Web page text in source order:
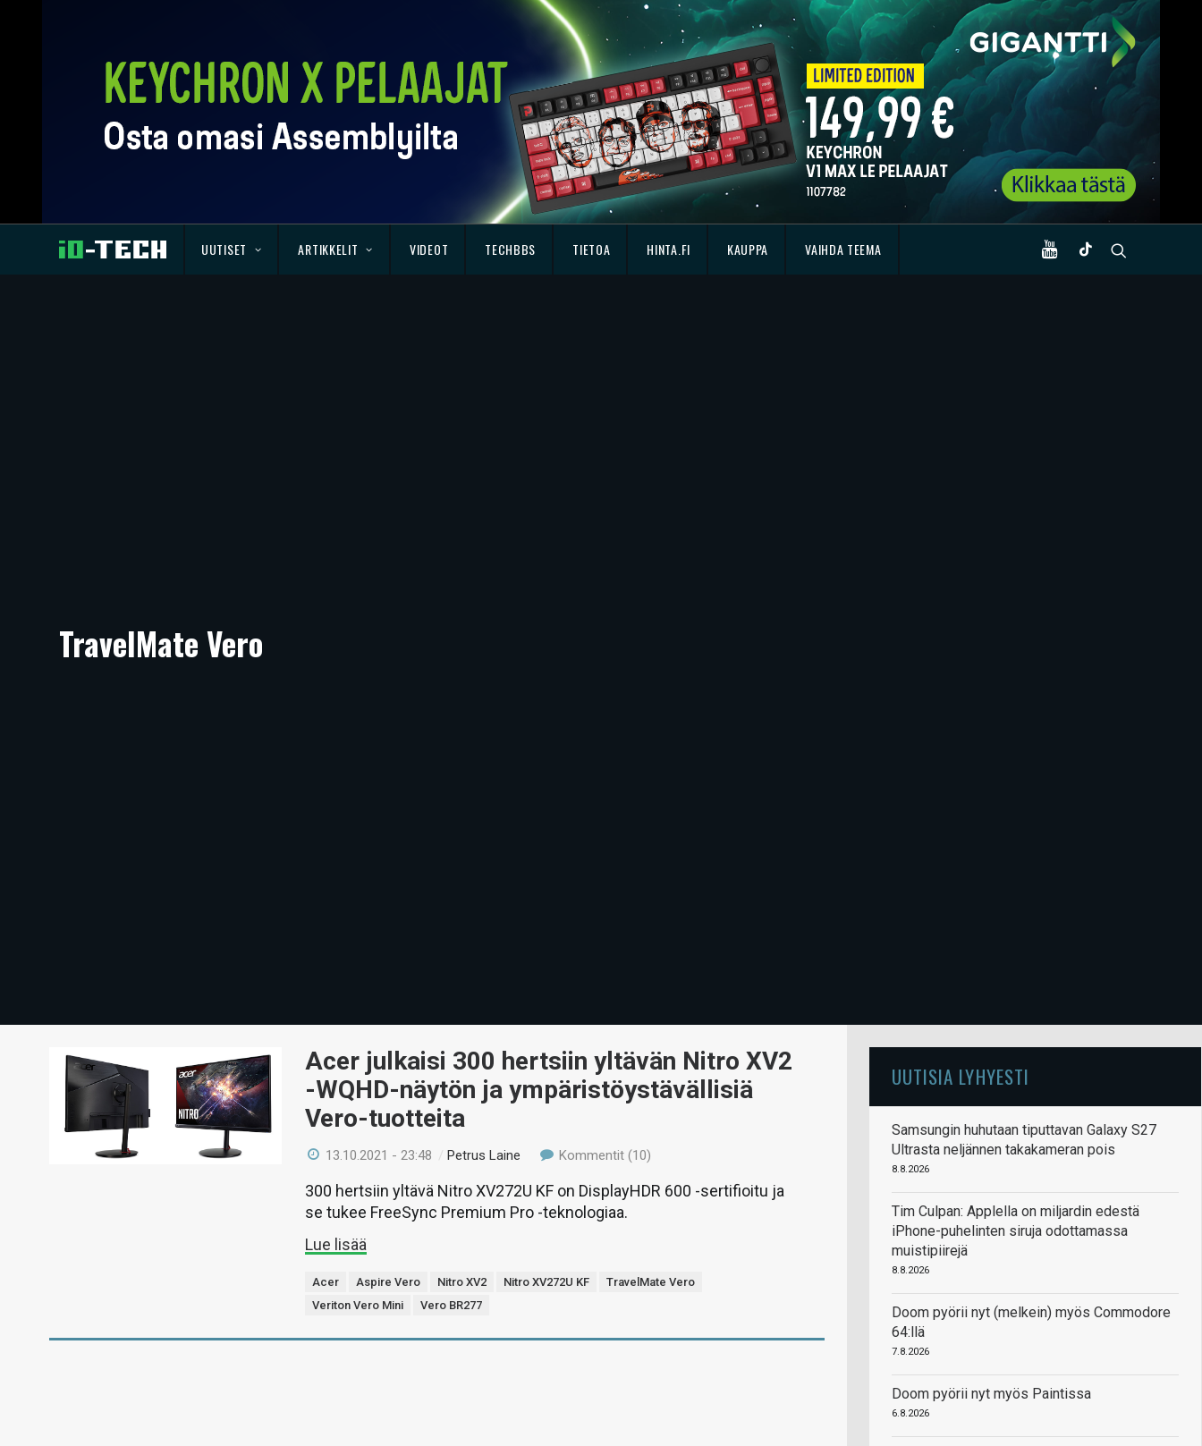
UUTISET ARTIKKELIT VIDEOT TECHBBS TIETOA HINTA.FI KAUPPA VAIHDA TEEMA
TravelMate Vero
Acer julkaisi 300 hertsiin yltävän Nitro XV2
-WQHD-näytön ja ympäristöystävällisiä
Vero-tuotteita
13.10.2021 - 23:48 /Petrus Laine Kommentit (10)
300 hertsiin yltävä Nitro XV272U KF on DisplayHDR 600 -sertifioitu ja
se tukee FreeSync Premium Pro -teknologiaa.
Lue lisää
Acer Aspire Vero Nitro XV2 Nitro XV272U KF
TravelMate Vero
Veriton Vero Mini
Vero BR277
UUTISIA LYHYESTI
Samsungin huhutaan tiputtavan Galaxy S27
Ultrasta neljännen takakameran pois
8.8.2026
Tim Culpan: Applella on miljardin edestä
iPhone-puhelinten siruja odottamassa
muistipiirejä
8.8.2026
Doom pyörii nyt (melkein) myös Commodore
64:llä
7.8.2026
Doom pyörii nyt myös Paintissa
6.8.2026